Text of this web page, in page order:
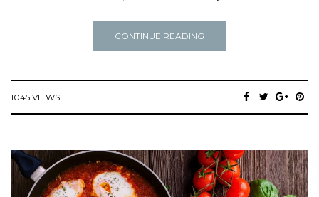
CONTINUE READING
1045 VIEWS